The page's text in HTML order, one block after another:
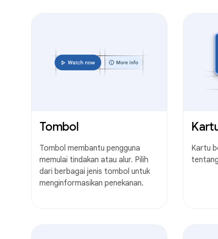
Tombol
Tombol membantu pengguna
memulai tindakan atau alur. Pilih
dari berbagai jenis tombol untuk
menginformasikan penekanan.
Kartu